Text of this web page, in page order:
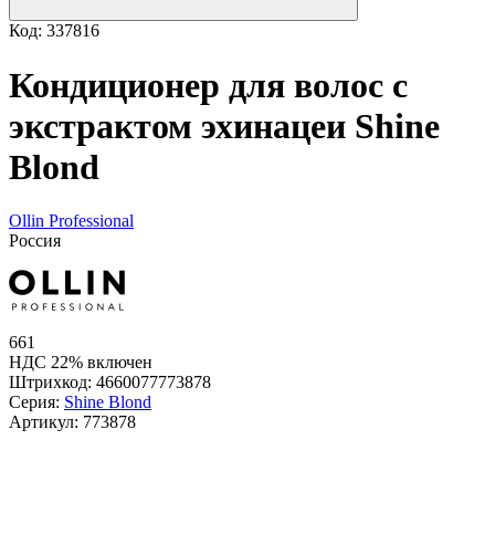
Код: 337816
Кондиционер для волос с
экстрактом эхинацеи Shine
Blond
Ollin Professional
Россия
661
НДС 22% включен
Штрихкод: 4660077773878
Серия: Shine Blond
Артикул: 773878